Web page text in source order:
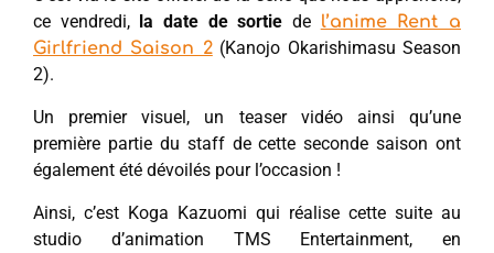
ce vendredi, la date de sortie de l’anime Rent a
Girlfriend Saison 2(Kanojo Okarishimasu Season
2).
Un premier visuel, un teaser vidéo ainsi qu’une
première partie du staff de cette seconde saison ont
également été dévoilés pour l’occasion !
Ainsi, c’est Koga Kazuomi qui réalise cette suite au
studio d’animation TMS Entertainment, en